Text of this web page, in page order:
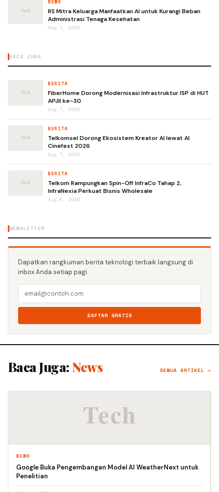
NEWS
RS Mitra Keluarga Manfaatkan AI untuk Kurangi Beban
Administrasi Tenaga Kesehatan
Aug 7, 2026
BACA JUGA
BERITA
FiberHome Dorong Modernisasi Infrastruktur ISP di HUT
APJII ke-30
Aug 7, 2026
BERITA
Telkomsel Dorong Ekosistem Kreator AI lewat AI
Cinefest 2026
Aug 7, 2026
BERITA
Telkom Rampungkan Spin-Off InfraCo Tahap 2,
InfraNexia Perkuat Bisnis Wholesale
Aug 8, 2026
NEWSLETTER
Dapatkan rangkuman berita teknologi terbaik langsung di
inbox Anda setiap pagi.
DAFTAR GRATIS
Baca Juga: News SEMUA ARTIKEL →
NEWS
Google Buka Pengembangan Model AI WeatherNext untuk
Penelitian